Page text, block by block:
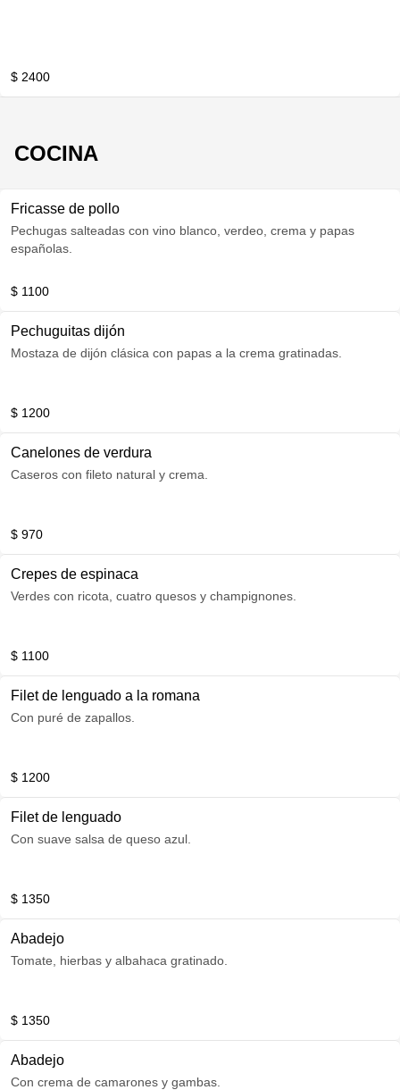
$ 2400
COCINA
Fricasse de pollo
Pechugas salteadas con vino blanco, verdeo, crema y papas
españolas.
$ 1100
Pechuguitas dijón
Mostaza de dijón clásica con papas a la crema gratinadas.
$ 1200
Canelones de verdura
Caseros con fileto natural y crema.
$ 970
Crepes de espinaca
Verdes con ricota, cuatro quesos y champignones.
$ 1100
Filet de lenguado a la romana
Con puré de zapallos.
$ 1200
Filet de lenguado
Con suave salsa de queso azul.
$ 1350
Abadejo
Tomate, hierbas y albahaca gratinado.
$ 1350
Abadejo
Con crema de camarones y gambas.